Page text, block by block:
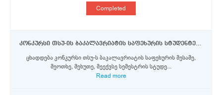
Completed
კონკურსი თსუ-ის ბაკალავრიატის საფეხურის სტუდენტებისთვის ბრემენის უნივერსიტეტში ერაზმუს+ პროგრამის სტიპენდიების მოსაპოვებლად
ცხადდება კონკურსი თსუ-ს ბაკალავრიატის საფეხურის მესამე,
მეოთხე, მეხუთე, მეექვსე სემესტრის სტუდე...
Read more